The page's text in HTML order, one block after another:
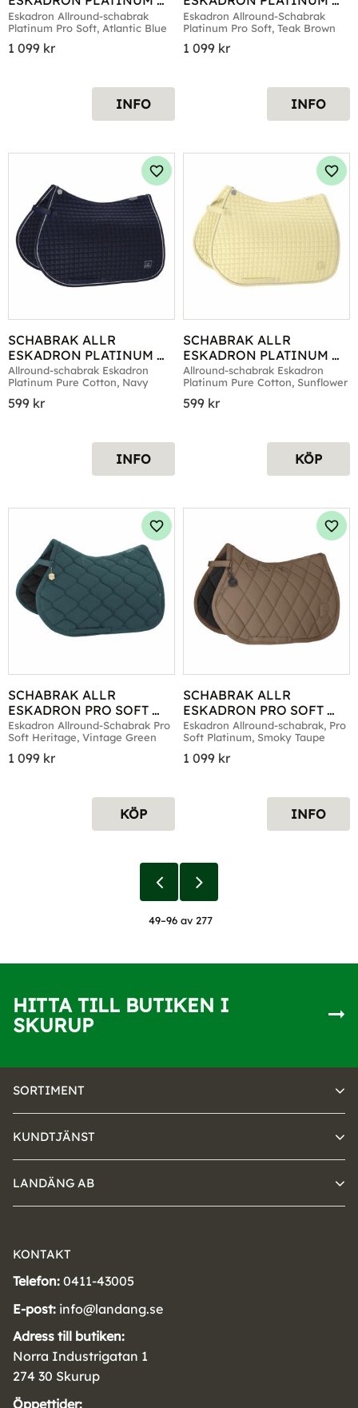
PRO SOFT ATLANTIC
BLUE
Eskadron Allround-schabrak
Platinum Pro Soft, Atlantic Blue
1 099 kr
INFO
PRO SOFT TEAK BROWN
Eskadron Allround-Schabrak
Platinum Pro Soft, Teak Brown
1 099 kr
INFO
SCHABRAK ALLR
ESKADRON PLATINUM
PURE COTTON NAVY
Allround-schabrak Eskadron
Platinum Pure Cotton, Navy
599 kr
Lägg till i favoriter
INFO
SCHABRAK ALLR
ESKADRON PLATINUM
PURE COTTON
SUNFLOWER
Allround-schabrak Eskadron
Platinum Pure Cotton, Sunflower
599 kr
KÖP
SCHABRAK ALLR
ESKADRON PRO SOFT
HERITAGE VINTAGE
GREEN
Eskadron Allround-Schabrak Pro
Soft Heritage, Vintage Green
1 099 kr
Lägg till i favoriter
KÖP
SCHABRAK ALLR
ESKADRON PRO SOFT
PLATINUM SMOKY TAUPE
Eskadron Allround-schabrak, Pro
Soft Platinum, Smoky Taupe
1 099 kr
INFO
49–96 av 277
HITTA TILL BUTIKEN I
SKURUP
SORTIMENT
KUNDTJÄNST
LANDÄNG AB
KONTAKT
Telefon: 0411-43005
E-post: info@landang.se
Adress till butiken:
Norra Industrigatan 1
274 30 Skurup
Öppettider: